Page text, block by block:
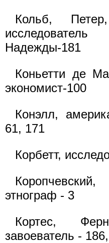
Кольб, Петер,
Надежды-181
Коньетти де
экономист-100
Конэлл,
61, 171
Корбетт,
этнограф - 3
Кортес,
завоеватель -